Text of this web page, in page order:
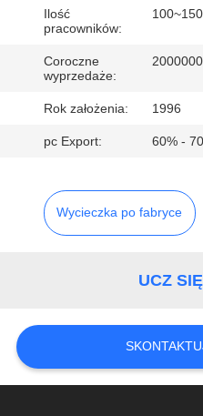
NAMI
POPROSIĆ
O
WYCENĘ
SITEMAP
Ilość
pracowników:
100~150
Coroczne
wyprzedaże:
Rok założenia: 1996
pc Export: 60% -
Wycieczka po fabryce
UCZ